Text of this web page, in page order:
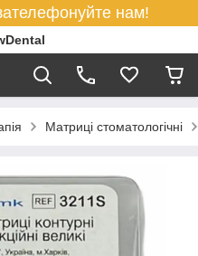
нам!
Матриці стоматологічні